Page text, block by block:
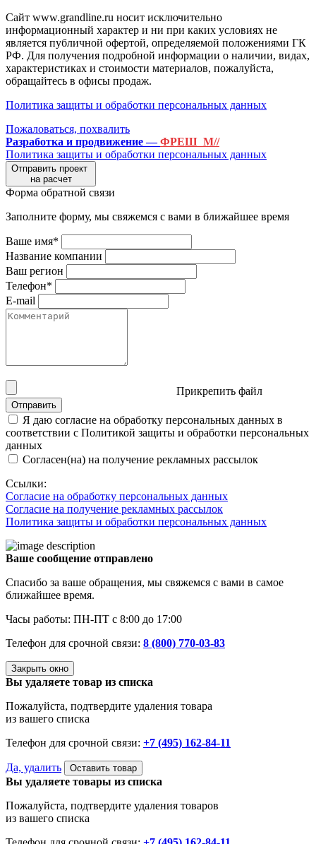
Сайт www.grandline.ru носит исключительно
информационный характер и ни при каких условиях не
является публичной офертой, определяемой положениями ГК
РФ. Для получения подробной информации о наличии, видах,
характеристиках и стоимости материалов, пожалуйста,
обращайтесь в офисы продаж.
Политика защиты и обработки персональных данных
Пожаловаться, похвалить
Разработка и продвижение —ФРЕШ_М//
Политика защиты и обработки персональных данных
Отправить проект
на расчет
Форма обратной связи
Заполните форму, мы свяжемся с вами в ближайшее время
Ваше имя*
Название компании
Ваш регион
Телефон*
E-mail
Прикрепить файл
Отправить
Я даю согласие на обработку персональных данных в
соответствии с Политикой защиты и обработки персональных
данных
Согласен(на) на получение рекламных рассылок
Ссылки:
Согласие на обработку персональных данных
Согласие на получение рекламных рассылок
Политика защиты и обработки персональных данных
Ваше сообщение отправлено
Спасибо за ваше обращения, мы свяжемся с вами в самое
ближайшее время.
Часы работы: ПН-ПТ с 8:00 до 17:00
Телефон для срочной связи: 8 (800) 770-03-83
Закрыть окно
Вы удаляете товар из списка
Пожалуйста, подтвердите удаления товара
из вашего списка
Телефон для срочной связи: +7 (495) 162-84-11
Да, удалить Оставить товар
Вы удаляете товары из списка
Пожалуйста, подтвердите удаления товаров
из вашего списка